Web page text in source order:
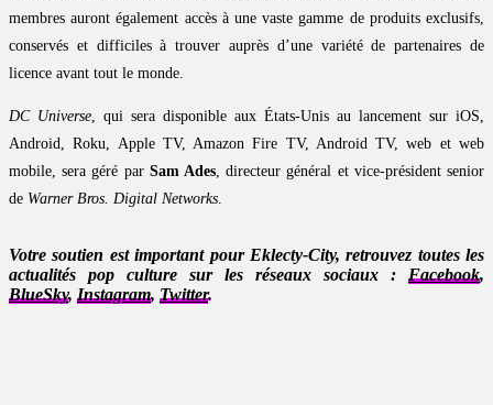
membres auront également accès à une vaste gamme de produits exclusifs,
conservés et difficiles à trouver auprès d’une variété de partenaires de
licence avant tout le monde.
DC Universe, qui sera disponible aux États-Unis au lancement sur iOS,
Android, Roku, Apple TV, Amazon Fire TV, Android TV, web et web
mobile, sera géré par Sam Ades, directeur général et vice-président senior
de Warner Bros. Digital Networks.
Votre soutien est important pour Eklecty-City, retrouvez toutes les
actualités pop culture sur les réseaux sociaux : Facebook,
BlueSky, Instagram, Twitter.